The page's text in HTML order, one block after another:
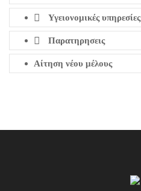
Υγειονομικές υπηρεσίες
Παρατηρησεις
Αίτηση νέου μέλους